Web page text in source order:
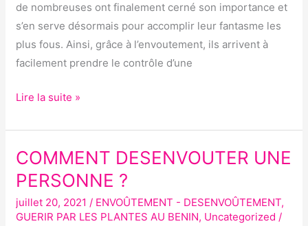
de nombreuses ont finalement cerné son importance et
s’en serve désormais pour accomplir leur fantasme les
plus fous. Ainsi, grâce à l’envoutement, ils arrivent à
facilement prendre le contrôle d’une
Lire la suite »
COMMENT DESENVOUTER UNE
PERSONNE ?
juillet 20, 2021/ ENVOÛTEMENT - DESENVOÛTEMENT,
GUERIR PAR LES PLANTES AU BENIN, Uncategorized /
COMMENT
DESENVOUTER
PERSONNE